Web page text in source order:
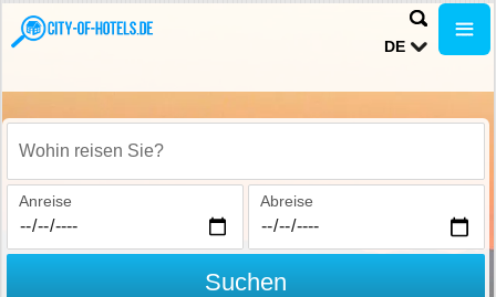
DE
Wohin reisen Sie?
Anreise Abreise
Suchen